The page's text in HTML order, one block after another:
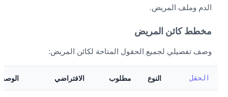
الدم وملف المريض.
مخطط كائن المريض
وصف تفصيلي لجميع الحقول المتاحة لكائن المريض:
الحقل النوع مطلوب الافتراضي